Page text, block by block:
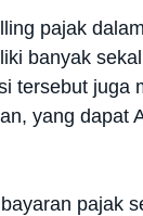
pajak
banyak
tersebut juga
yang dapat
pajak